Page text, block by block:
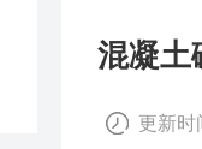
混凝土
更新时